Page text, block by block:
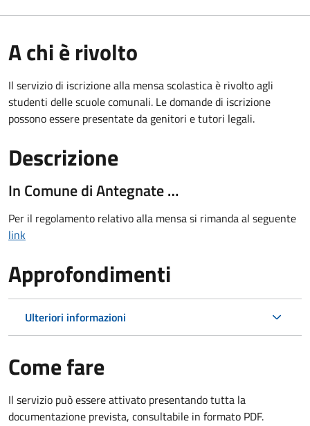
A chi è rivolto
Il servizio di iscrizione alla mensa scolastica è rivolto agli
studenti delle scuole comunali. Le domande di iscrizione
possono essere presentate da genitori e tutori legali.
Descrizione
In Comune di Antegnate …
Per il regolamento relativo alla mensa si rimanda al seguente
link
Approfondimenti
Ulteriori informazioni
Come fare
Il servizio può essere attivato presentando tutta la
documentazione prevista, consultabile in formato PDF.